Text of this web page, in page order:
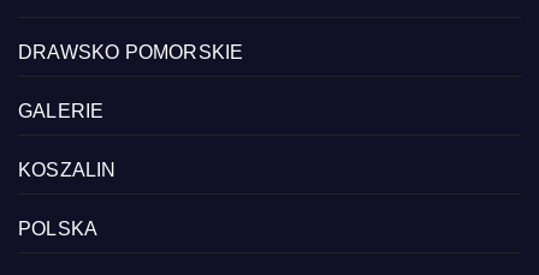
DRAWSKO POMORSKIE
GALERIE
KOSZALIN
POLSKA